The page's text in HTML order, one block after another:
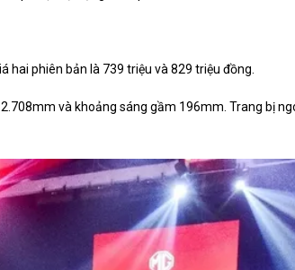
hai phiên bản là 739 triệu và 829 triệu đồng.
và khoảng sáng gầm 196mm. Trang bị